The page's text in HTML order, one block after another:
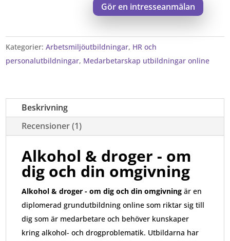
och
din
omgivning
Vealearn
mängd
Gör en intresseanmälan
Kategorier:Arbetsmiljöutbildningar, HR och
personalutbildningar, Medarbetarskap utbildningar online
Beskrivning
Recensioner (1)
Alkohol & droger - om
dig och din omgivning
Alkohol & droger - om dig och din omgivningär en
diplomerad grundutbildning online som riktar sig till
dig som är medarbetare och behöver kunskaper
kring alkohol- och drogproblematik. Utbildarna har